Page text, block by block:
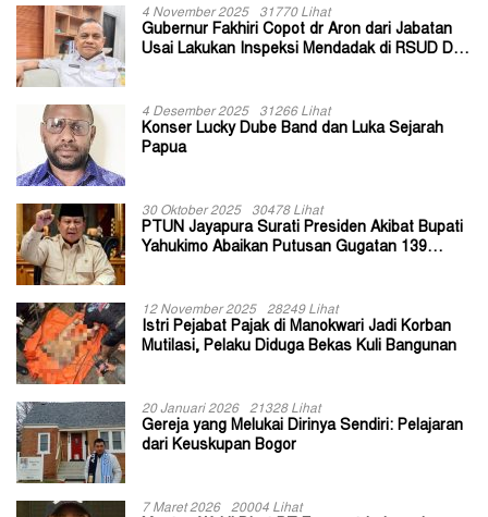
4 November 2025 31770 Lihat
Gubernur Fakhiri Copot dr Aron dari Jabatan
Usai Lakukan Inspeksi Mendadak di RSUD Dok
4 Desember 2025 31266 Lihat
Konser Lucky Dube Band dan Luka Sejarah
Papua
30 Oktober 2025 30478 Lihat
PTUN Jayapura Surati Presiden Akibat Bupati
Yahukimo Abaikan Putusan Gugatan 139
12 November 2025 28249 Lihat
Istri Pejabat Pajak di Manokwari Jadi Korban
Mutilasi, Pelaku Diduga Bekas Kuli Bangunan
20 Januari 2026 21328 Lihat
Gereja yang Melukai Dirinya Sendiri: Pelajaran
dari Keuskupan Bogor
7 Maret 2026 20004 Lihat